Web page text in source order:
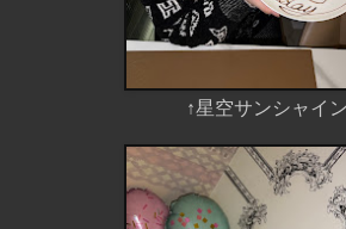
↑星空サンシャイン